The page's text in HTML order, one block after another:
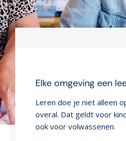
Elke omgeving een
Leren doe je niet alleen
overal. Dat geldt voor
ook voor volwassenen.